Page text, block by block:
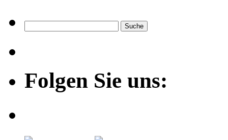
Folgen Sie uns: